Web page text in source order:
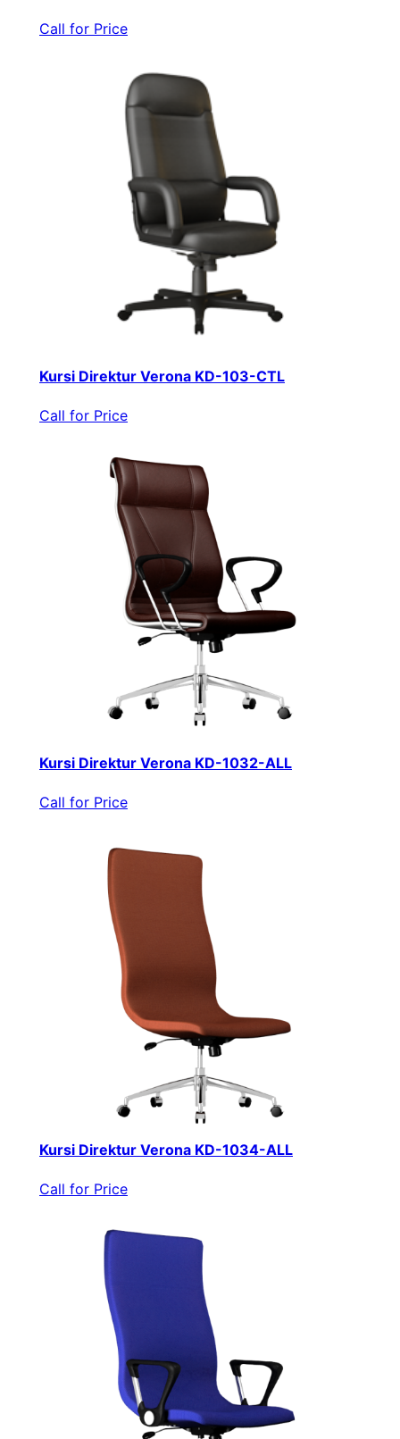
Call for Price
Kursi Direktur Verona KD-103-CTL
Call for Price
Kursi Direktur Verona KD-1032-ALL
Call for Price
Kursi Direktur Verona KD-1034-ALL
Call for Price